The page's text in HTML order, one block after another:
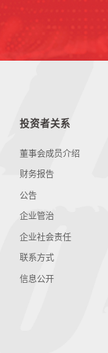
投资者关系
董事会成员介绍
财务报告
公告
企业管治
企业社会责任
联系方式
信息公开